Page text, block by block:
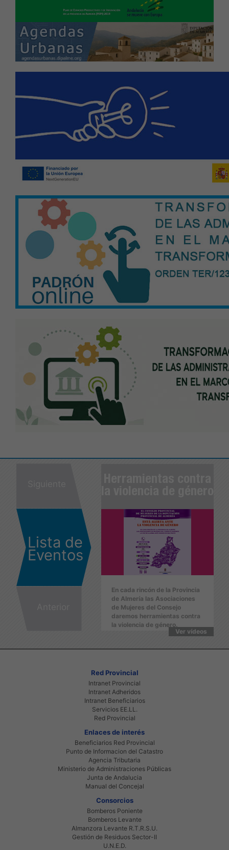
Lista de
Eventos
En cada rincón de la Provincia
de Almería las Asociaciones
de Mujeres del Consejo
daremos herramientas contra
la violencia de género.
Ver vídeos
Red Provincial
Intranet Provincial
Intranet Adheridos
Intranet Beneficiarios
Servicios EE.LL.
Red Provincial
Enlaces de interés
Beneficiarios Red Provincial
Punto de Informacion del Catastro
Agencia Tributaria
Ministerio de Administraciones Públicas
Junta de Andalucia
Manual del Concejal
Consorcios
Bomberos Poniente
Bomberos Levante
Almanzora Levante R.T.R.S.U.
Gestión de Residuos Sector-II
U.N.E.D.